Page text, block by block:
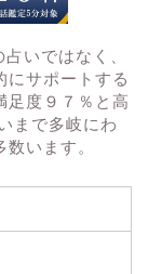
いではなく、
にサポートする
足度９７％と高
まで多岐にわ
います。